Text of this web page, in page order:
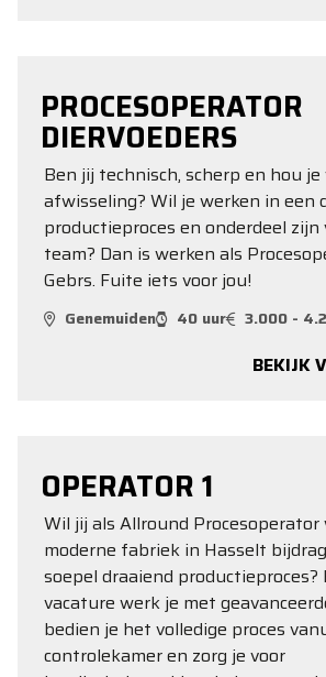
PROCESOPERATOR
DIERVOEDERS
Ben jij technisch, scherp en hou je
afwisseling? Wil je werken in een
productieproces en onderdeel
team? Dan is werken als
Gebrs. Fuite iets voor jou!
Genemuiden 40 uur 3.000 -
BEKIJK
OPERATOR 1
Wil jij als Allround Procesoperator
moderne fabriek in Hasselt
soepel draaiend productieproces?
vacature werk je met
bedien je het volledige proces
controlekamer en zorg je voor